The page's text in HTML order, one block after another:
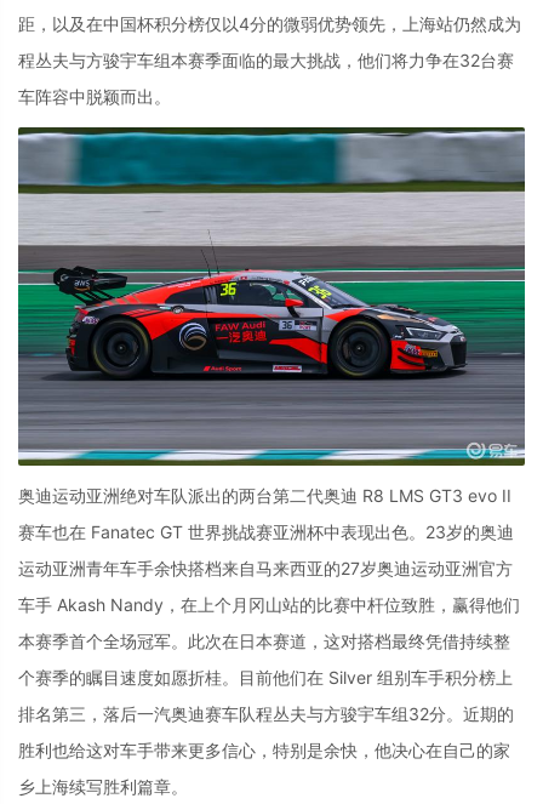
距，以及在中国杯积分榜仅以4分的微弱优势领先，上海站仍然成为
程丛夫与方骏宇车组本赛季面临的最大挑战，他们将力争在32台赛
车阵容中脱颖而出。
奥迪运动亚洲绝对车队派出的两台第二代奥迪 R8 LMS GT3 evo II
赛车也在 Fanatec GT 世界挑战赛亚洲杯中表现出色。23岁的奥迪
运动亚洲青年车手余快搭档来自马来西亚的27岁奥迪运动亚洲官方
车手 Akash Nandy，在上个月冈山站的比赛中杆位致胜，赢得他们
本赛季首个全场冠军。此次在日本赛道，这对搭档最终凭借持续整
个赛季的瞩目速度如愿折桂。目前他们在 Silver 组别车手积分榜上
排名第三，落后一汽奥迪赛车队程丛夫与方骏宇车组32分。近期的
胜利也给这对车手带来更多信心，特别是余快，他决心在自己的家
乡上海续写胜利篇章。